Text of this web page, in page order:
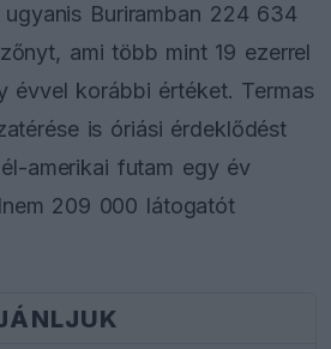
Buriramban 224 634
ami több mint 19 ezerrel
évvel korábbi értéket. Termas
is óriási érdeklődést
amerikai futam egy év
209 000 látogatót